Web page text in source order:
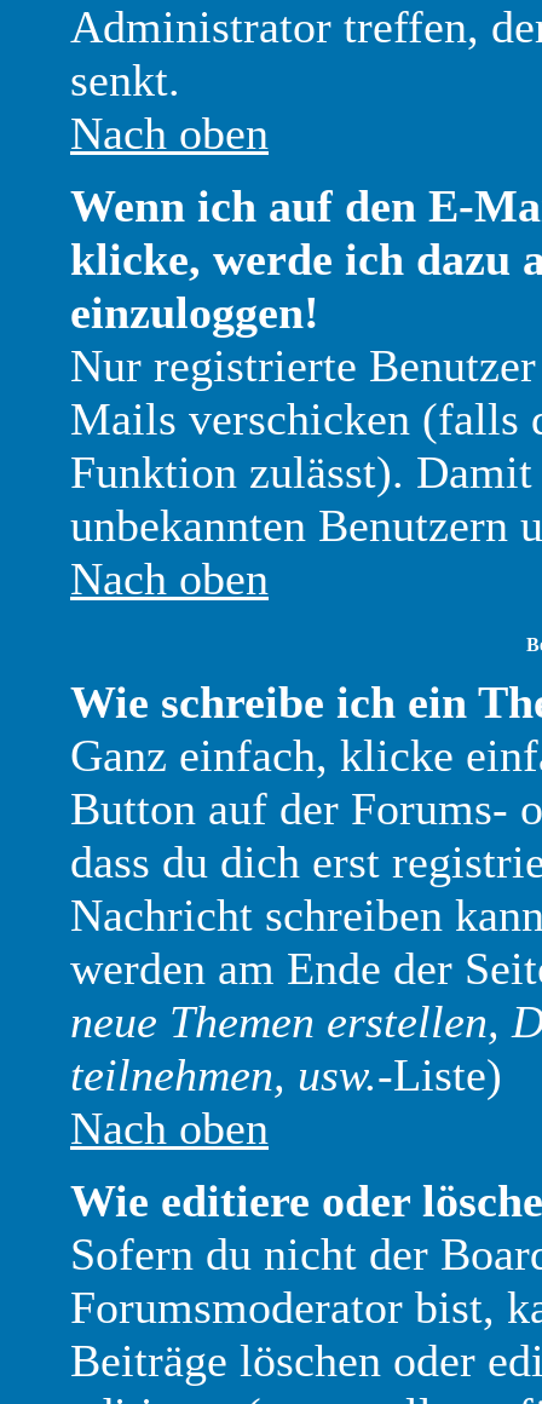
Administrator treffen,
senkt.
Nach oben
Wenn ich auf den E-
klicke, werde ich dazu
einzuloggen!
Nur registrierte
Mails verschicken (falls
Funktion zulässt).
unbekannten Benutzern
Nach oben
Wie schreibe ich ein
Ganz einfach, klicke
Button auf der Forums-
dass du dich erst
Nachricht schreiben
werden am Ende der
neue Themen erstellen,
teilnehmen, usw.-Liste)
Nach oben
Wie editiere oder
Sofern du nicht der
Forumsmoderator bist,
Beiträge löschen oder